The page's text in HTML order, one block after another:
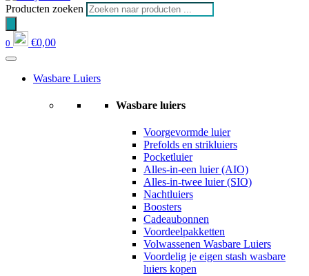
Producten zoeken
0 €0,00
Wasbare Luiers
Wasbare luiers
Voorgevormde luier
Prefolds en strikluiers
Pocketluier
Alles-in-een luier (AIO)
Alles-in-twee luier (SIO)
Nachtluiers
Boosters
Cadeaubonnen
Voordeelpakketten
Volwassenen Wasbare Luiers
Voordelig je eigen stash wasbare
luiers kopen